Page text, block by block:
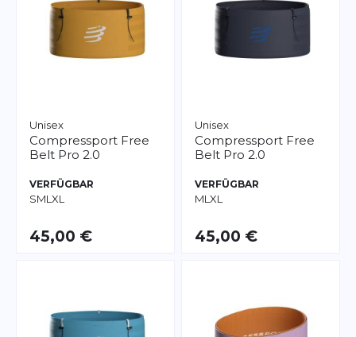
Unisex
Compressport Free
Belt Pro 2.0
VERFÜGBAR
SML XL
45,00 €
Unisex
Compressport Free
Belt Pro 2.0
VERFÜGBAR
ML XL
45,00 €